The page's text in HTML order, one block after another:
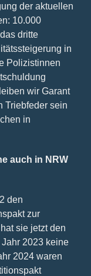
der aktuellen
10.000
dritte
in
Polizistinnen
wir Garant
Triebfeder sein
in
auch in NRW
den
zur
sie jetzt den
2023 keine
2024 waren